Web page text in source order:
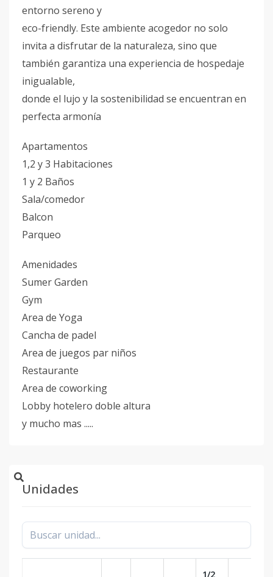
entorno sereno y
eco-friendly. Este ambiente acogedor no solo
invita a disfrutar de la naturaleza, sino que
también garantiza una experiencia de hospedaje
inigualable,
donde el lujo y la sostenibilidad se encuentran en
perfecta armonía
Apartamentos
1,2 y 3 Habitaciones
1 y 2 Baños
Sala/comedor
Balcon
Parqueo
Amenidades
Sumer Garden
Gym
Area de Yoga
Cancha de padel
Area de juegos par niños
Restaurante
Area de coworking
Lobby hotelero doble altura
y mucho mas .....
Unidades
1/2